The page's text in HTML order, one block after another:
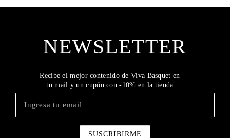
NEWSLETTER
Recibe el mejor contenido de Viva Basquet en
tu mail y un cupón con -10% en la tienda